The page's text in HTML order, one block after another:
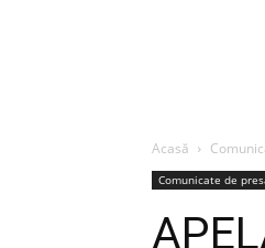
Acasă
Comunicate de